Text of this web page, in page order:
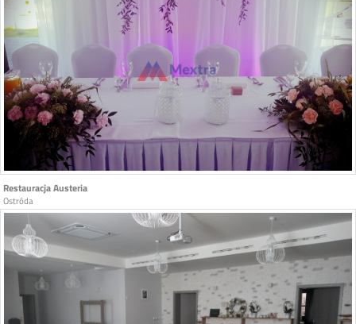
Restauracja Austeria
Ostróda